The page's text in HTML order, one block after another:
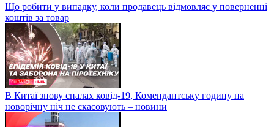
Що робити у випадку, коли продавець відмовляє у поверненні
коштів за товар
В Китаї знову спалах ковід-19, Комендантську годину на
новорічну ніч не скасовують – новини